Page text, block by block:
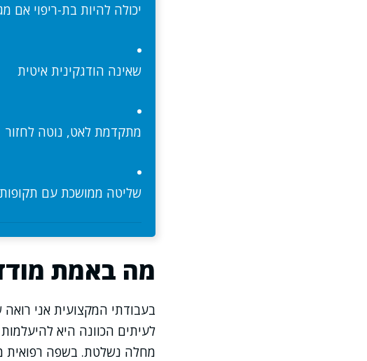
יכולה להיות בת-ריפוי אם
שאינה הודגקינית איטית
מתקדמת לאט, נוטה לחזור
שליטה ממושכת עם
מה באמת
בעבודתי המקצועית אני
לעיתים הכוונה היא
מחלה נשלטת. בשפה רפואית